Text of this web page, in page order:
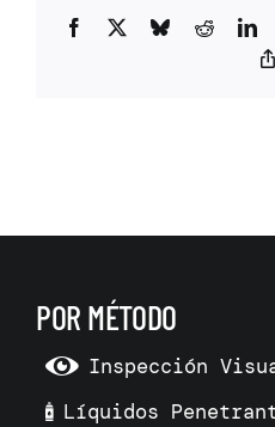
Facebook BlueskyReddit
POR MÉTODO
Inspección
Líquidos